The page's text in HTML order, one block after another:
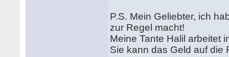
P.S. Mein Geliebter, ich
zur Regel macht!
Meine Tante Halil arbeitet
Sie kann das Geld auf die